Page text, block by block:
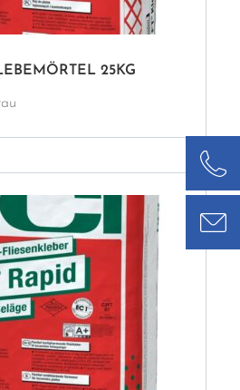
25KG